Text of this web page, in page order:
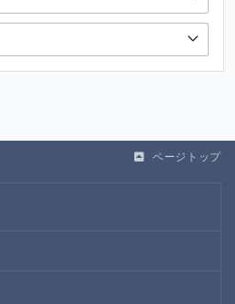
ページトップ